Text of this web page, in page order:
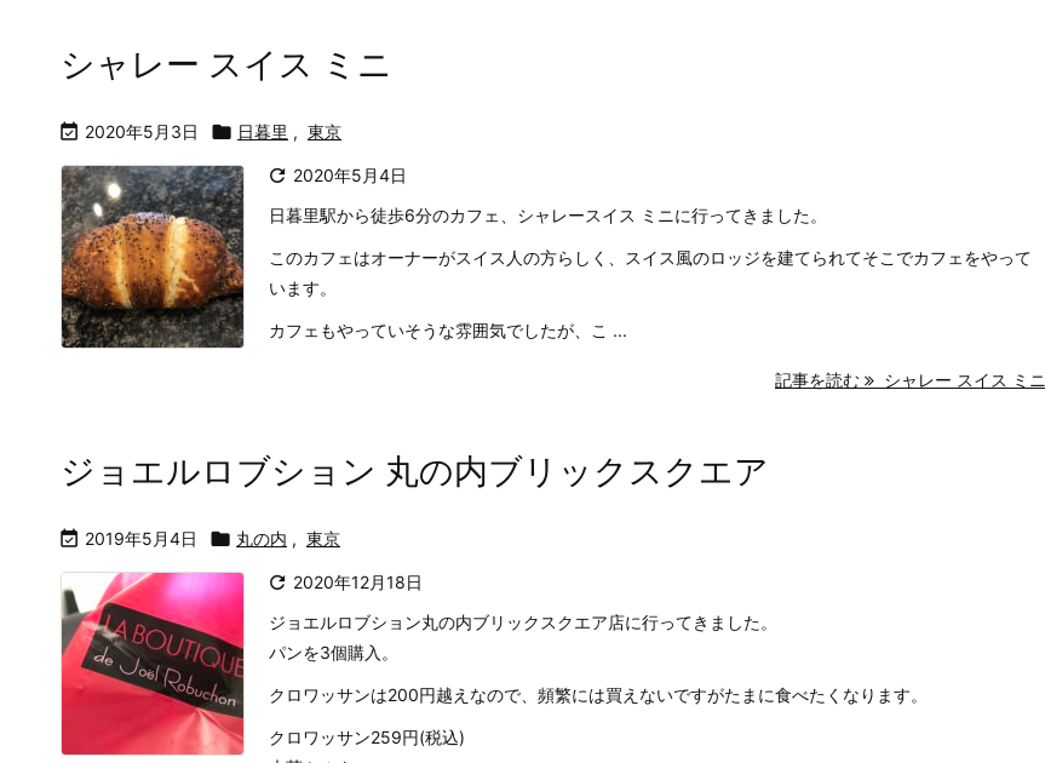
シャレー スイス ミニ
 2020年5月3日  日暮里 , 東京
 2020年5月4日
日暮里駅から徒歩6分のカフェ、シャレースイス ミニに行ってきました。
このカフェはオーナーがスイス人の方らしく、スイス風のロッジを建てられてそこでカフェをやって
います。
カフェもやっていそうな雰囲気でしたが、こ ...
記事を読む シャレー スイス ミニ
ジョエルロブション 丸の内ブリックスクエア
 2019年5月4日  丸の内 , 東京
 2020年12月18日
ジョエルロブション丸の内ブリックスクエア店に行ってきました。
パンを3個購入。
クロワッサンは200円越えなので、頻繁には買えないですがたまに食べたくなります。
クロワッサン259円(税込)